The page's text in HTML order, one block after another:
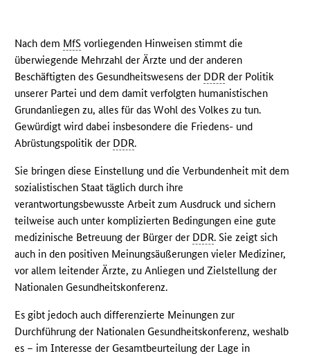
Nach dem MfS vorliegenden Hinweisen stimmt die
überwiegende Mehrzahl der Ärzte und der anderen
Beschäftigten des Gesundheitswesens der DDR der Politik
unserer Partei und dem damit verfolgten humanistischen
Grundanliegen zu, alles für das Wohl des Volkes zu tun.
Gewürdigt wird dabei insbesondere die Friedens- und
Abrüstungspolitik der DDR.
Sie bringen diese Einstellung und die Verbundenheit mit dem
sozialistischen Staat täglich durch ihre
verantwortungsbewusste Arbeit zum Ausdruck und sichern
teilweise auch unter komplizierten Bedingungen eine gute
medizinische Betreuung der Bürger der DDR. Sie zeigt sich
auch in den positiven Meinungsäußerungen vieler Mediziner,
vor allem leitender Ärzte, zu Anliegen und Zielstellung der
Nationalen Gesundheitskonferenz.
Es gibt jedoch auch differenzierte Meinungen zur
Durchführung der Nationalen Gesundheitskonferenz, weshalb
es – im Interesse der Gesamtbeurteilung der Lage in